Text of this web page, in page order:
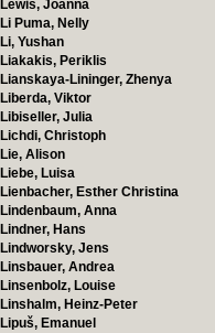
Lewis, Joanna
Li Puma, Nelly
Li, Yushan
Liakakis, Periklis
Lianskaya-Lininger, Zhenya
Liberda, Viktor
Libiseller, Julia
Lichdi, Christoph
Lie, Alison
Liebe, Luisa
Lienbacher, Esther Christina
Lindenbaum, Anna
Lindner, Hans
Lindworsky, Jens
Linsbauer, Andrea
Linsenbolz, Louise
Linshalm, Heinz-Peter
Lipuš, Emanuel